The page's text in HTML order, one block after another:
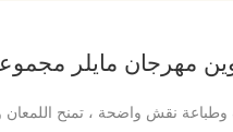
مهرجان مايلر
نقش واضحة ، تمنح اللمعان